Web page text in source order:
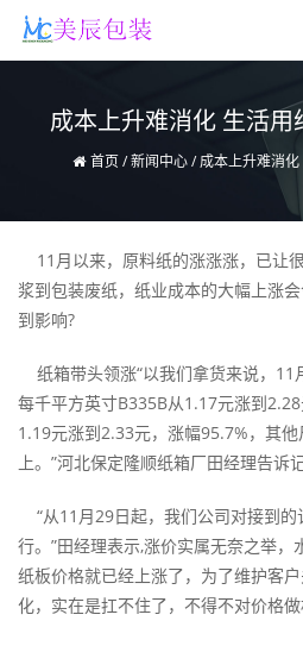
成本上升难消化 生活
首页/新闻中心/成本上升难消
11月以来，原料纸的涨涨涨，已让
浆到包装废纸，纸业成本的大幅上涨
到影响?
纸箱带头领涨“以我们拿货来说，11
每千平方英寸B335B从1.17元涨到
1.19元涨到2.33元，涨幅95.7%，其
上。”河北保定隆顺纸箱厂田经理告诉记
“从11月29日起，我们公司对接到的
行。”田经理表示,涨价实属无奈之举，
纸板价格就已经上涨了，为了维护客
化，实在是扛不住了，不得不对价格做